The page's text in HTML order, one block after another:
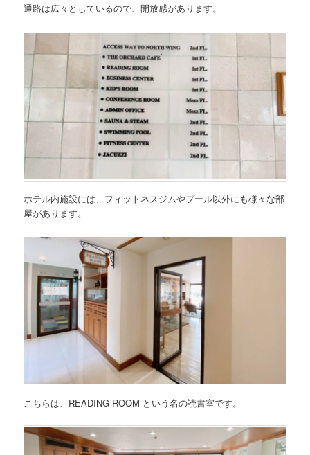
通路は広々としているので、開放感があります。
ホテル内施設には、フィットネスジムやプール以外にも様々な部
屋があります。
こちらは、 READING ROOM という名の読書室です。